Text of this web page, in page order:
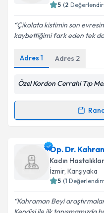
Kişisel
Metni'ni okudum
kapsamda
Takvim
5 (2
Çikolata kistimin son
kaybettiğimi fark eden tek
Adres 1 Adres 2
Özel Kordon Cerrahi Tıp
Randevu Takvimi
Dr. Cavit Mete
oluşturun. Size bu
takvim
Op. Dr.
Kadın
İzmir, Karşıyaka
5 (1
Kahraman Beyi